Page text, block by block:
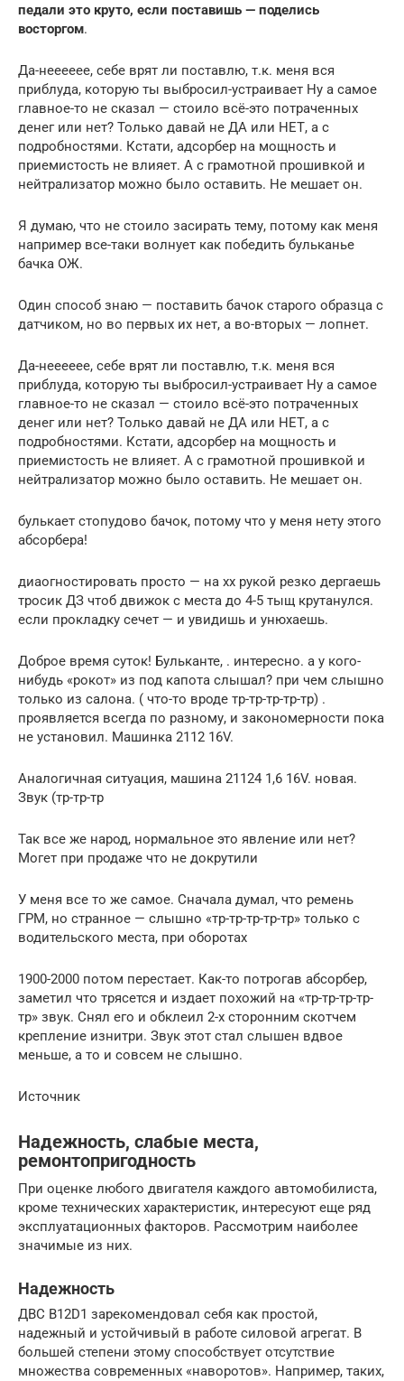
педали это круто, если поставишь — поделись
восторгом.
Да-нееееее, себе врят ли поставлю, т.к. меня вся
приблуда, которую ты выбросил-устраивает Ну а самое
главное-то не сказал — стоило всё-это потраченных
денег или нет? Только давай не ДА или НЕТ, а с
подробностями. Кстати, адсорбер на мощность и
приемистость не влияет. А с грамотной прошивкой и
нейтрализатор можно было оставить. Не мешает он.
Я думаю, что не стоило засирать тему, потому как меня
например все-таки волнует как победить бульканье
бачка ОЖ.
Один способ знаю — поставить бачок старого образца с
датчиком, но во первых их нет, а во-вторых — лопнет.
Да-нееееее, себе врят ли поставлю, т.к. меня вся
приблуда, которую ты выбросил-устраивает Ну а самое
главное-то не сказал — стоило всё-это потраченных
денег или нет? Только давай не ДА или НЕТ, а с
подробностями. Кстати, адсорбер на мощность и
приемистость не влияет. А с грамотной прошивкой и
нейтрализатор можно было оставить. Не мешает он.
булькает стопудово бачок, потому что у меня нету этого
абсорбера!
диаогностировать просто — на хх рукой резко дергаешь
тросик ДЗ чтоб движок с места до 4-5 тыщ крутанулся.
если прокладку сечет — и увидишь и унюхаешь.
Доброе время суток! Бульканте, . интересно. а у кого-
нибудь «рокот» из под капота слышал? при чем слышно
только из салона. ( что-то вроде тр-тр-тр-тр-тр) .
проявляется всегда по разному, и закономерности пока
не установил. Машинка 2112 16V.
Аналогичная ситуация, машина 21124 1,6 16V. новая.
Звук (тр-тр-тр
Так все же народ, нормальное это явление или нет?
Могет при продаже что не докрутили
У меня все то же самое. Сначала думал, что ремень
ГРМ, но странное — слышно «тр-тр-тр-тр-тр» только с
водительского места, при оборотах
1900-2000 потом перестает. Как-то потрогав абсорбер,
заметил что трясется и издает похожий на «тр-тр-тр-тр-
тр» звук. Снял его и обклеил 2-х сторонним скотчем
крепление изнитри. Звук этот стал слышен вдвое
меньше, а то и совсем не слышно.
Источник
Надежность, слабые места,
ремонтопригодность
При оценке любого двигателя каждого автомобилиста,
кроме технических характеристик, интересуют еще ряд
эксплуатационных факторов. Рассмотрим наиболее
значимые из них.
Надежность
ДВС B12D1 зарекомендовал себя как простой,
надежный и устойчивый в работе силовой агрегат. В
большей степени этому способствует отсутствие
множества современных «наворотов». Например, таких,